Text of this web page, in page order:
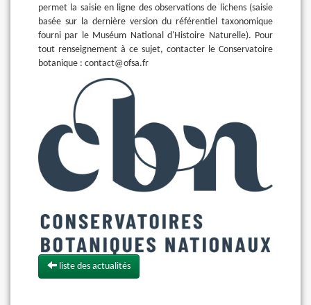
permet la saisie en ligne des observations de lichens (saisie
basée sur la dernière version du référentiel taxonomique
fourni par le Muséum National d'Histoire Naturelle). Pour
tout renseignement à ce sujet, contacter le Conservatoire
botanique : contact@ofsa.fr
liste des actualités